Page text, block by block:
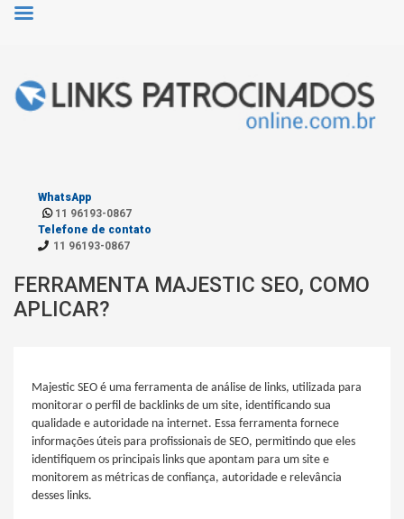
WhatsApp
11 96193-0867
Telefone de contato
11 96193-0867
FERRAMENTA MAJESTIC SEO, COMO
APLICAR?
Majestic SEO é uma ferramenta de análise de links, utilizada para
monitorar o perfil de backlinks de um site, identificando sua
qualidade e autoridade na internet. Essa ferramenta fornece
informações úteis para profissionais de SEO, permitindo que eles
identifiquem os principais links que apontam para um site e
monitorem as métricas de confiança, autoridade e relevância
desses links.